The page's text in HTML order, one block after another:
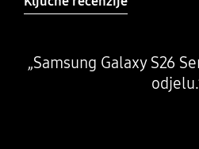
„Samsung Galaxy S26